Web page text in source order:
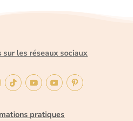
sur les réseaux sociaux
pratiques